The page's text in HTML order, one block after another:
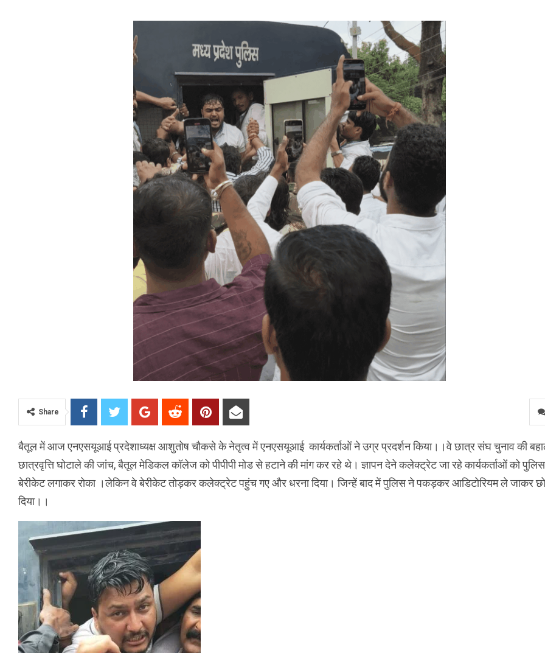
Share
बैतूल में आज एनएसयूआई प्रदेशाध्यक्ष आशुतोष चौकसे के नेतृत्व में एनएसयूआई कार्यकर्ताओं ने उग्र प्रदर्शन किया।।वे छात्र संघ चुनाव की
छात्रवृत्ति घोटाले की जांच, बैतूल मेडिकल कॉलेज को पीपीपी मोड से हटाने की मांग कर रहे थे। ज्ञापन देने कलेक्ट्रेट जा रहे कार्यकर्ताओं को
बेरीकेट लगाकर रोका ।लेकिन वे बेरीकेट तोड़कर कलेक्ट्रेट पहुंच गए और धरना दिया। जिन्हें बाद में पुलिस ने पकड़कर आडिटोरियम ले जाकर
दिया।।